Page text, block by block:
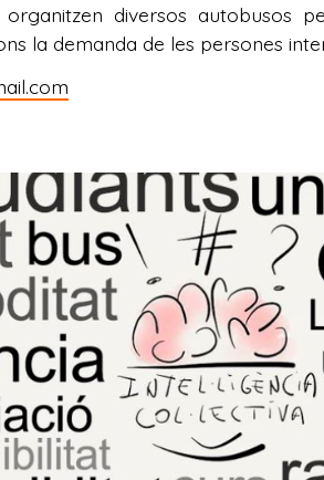
organitzen diversos
la demanda de les persones